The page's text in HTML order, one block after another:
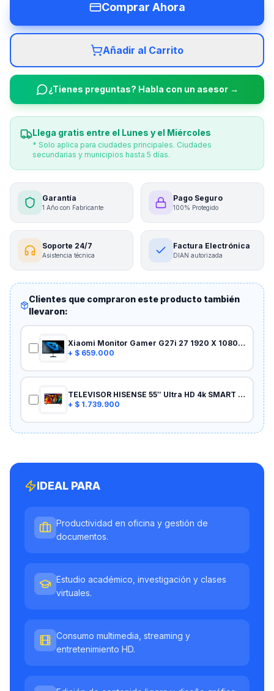
Comprar Ahora
Añadir al Carrito
¿Tienes preguntas? Habla con un asesor →
Llega gratis entre el Lunes y el Miércoles
* Solo aplica para ciudades principales. Ciudades
secundarias y municipios hasta 5 días.
Garantía
1 Año con Fabricante
Pago Seguro
100% Protegido
Soporte 24/7
Asistencia técnica
Factura Electrónica
DIAN autorizada
Clientes que compraron este producto también
llevaron:
Xiaomi Monitor Gamer G27i 27 1920 X 1080 Color Negro
+ $ 659.000
TELEVISOR HISENSE 55″ Ultra HD 4k SMART TV 55A6N VIDAA U7
+ $ 1.739.900
IDEAL PARA
Productividad en oficina y gestión de
documentos.
Estudio académico, investigación y clases
virtuales.
Consumo multimedia, streaming y
entretenimiento HD.